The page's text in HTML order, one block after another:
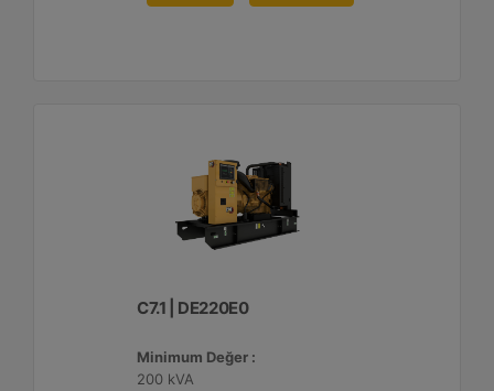
C7.1 | DE220E0
Minimum Değer :
200 kVA